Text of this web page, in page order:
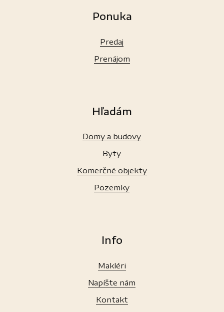
Ponuka
Predaj
Prenájom
Hľadám
Domy a budovy
Byty
Komerčné objekty
Pozemky
Info
Makléri
Napíšte nám
Kontakt